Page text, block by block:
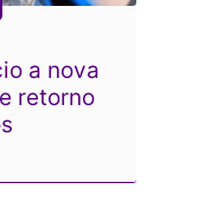
a nova
retorno